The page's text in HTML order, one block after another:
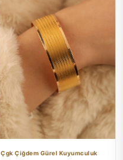
Çgk Çiğdem Gürel Kuyumculuk